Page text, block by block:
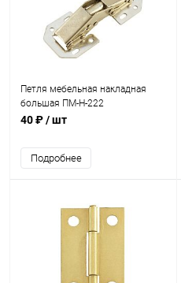
Петля мебельная накладная
большая ПМ-Н-222
40 ₽/ шт
Подробнее